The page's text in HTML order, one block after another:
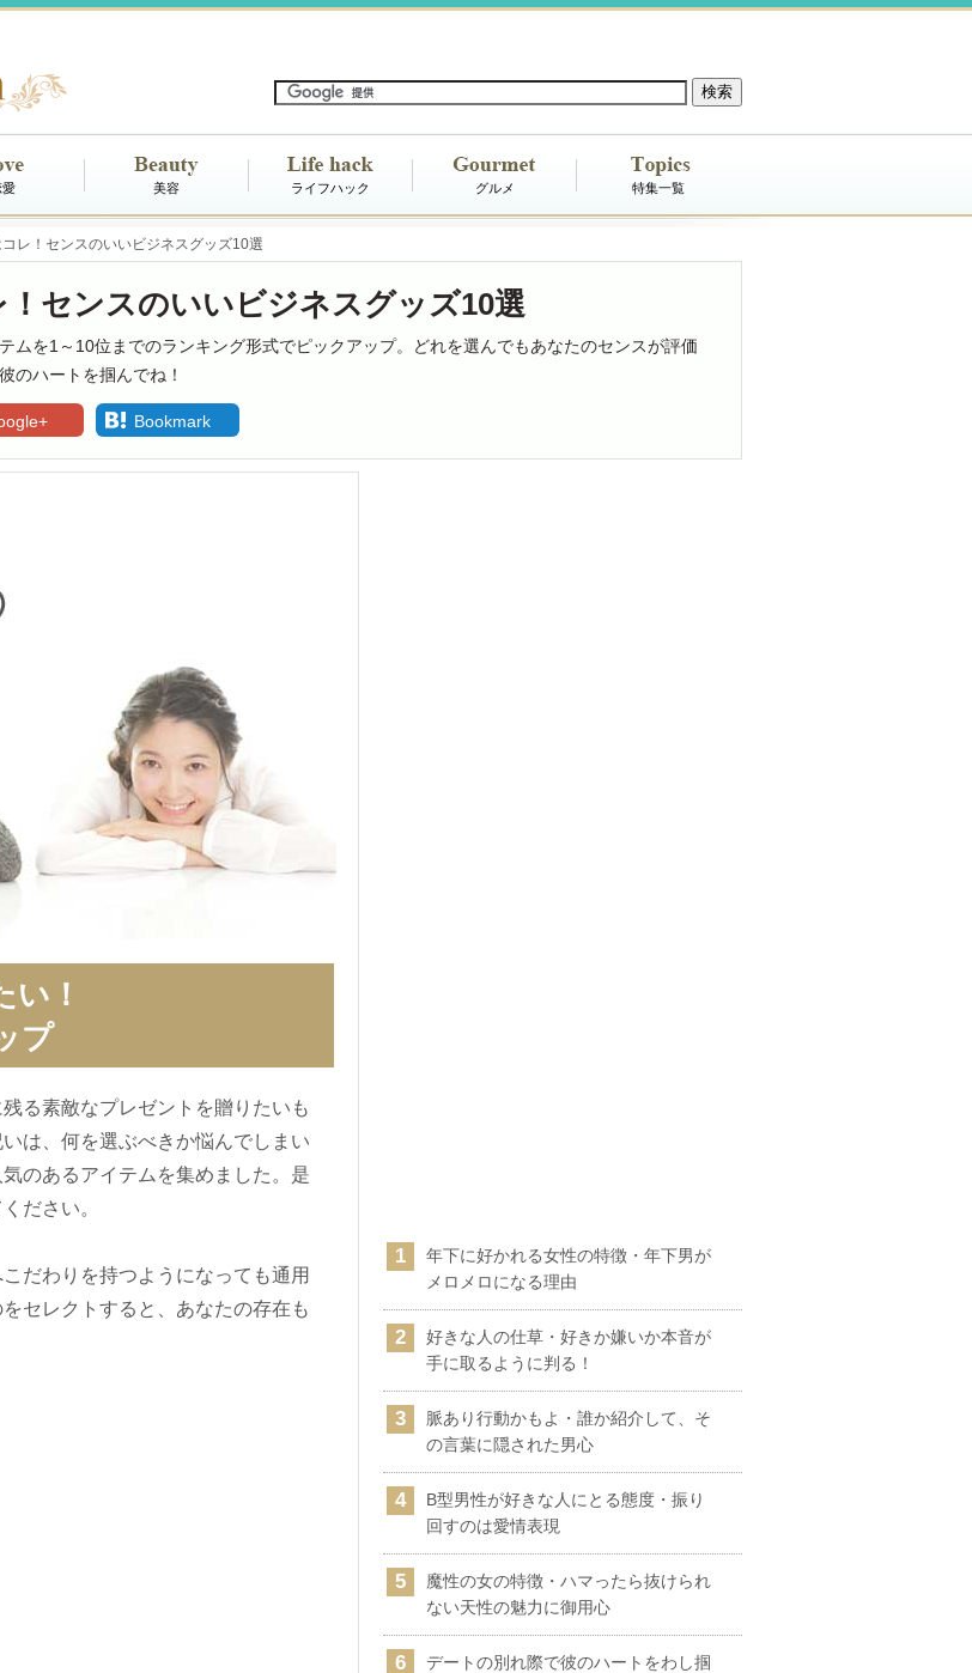
愛 美容 ライフハック グルメ 特集一覧
コレ！センスのいいビジネスグッズ10選
！センスのいいビジネスグッズ10選
ムを1～10位までのランキング形式でピックアップ。どれを選んでもあなたのセンスが評価
のハートを掴んでね！
Bookmark
！
プ
る素敵なプレゼントを贈りたいも
は、何を選ぶべきか悩んでしまい
のあるアイテムを集めました。是
ださい。
だわりを持つようになっても通用
セレクトすると、あなたの存在も
年下に好かれる女性の特徴・年下男が
メロメロになる理由
好きな人の仕草・好きか嫌いか本音が
手に取るように判る！
脈あり行動かもよ・誰か紹介して、そ
の言葉に隠された男心
B型男性が好きな人にとる態度・振り
回すのは愛情表現
魔性の女の特徴・ハマったら抜けられ
ない天性の魅力に御用心
デートの別れ際で彼のハートをわし掴